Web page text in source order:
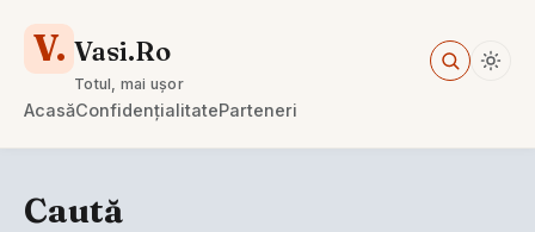
V. Vasi.Ro
Totul, mai ușor
AcasăConfidențialitateParteneri
Caută